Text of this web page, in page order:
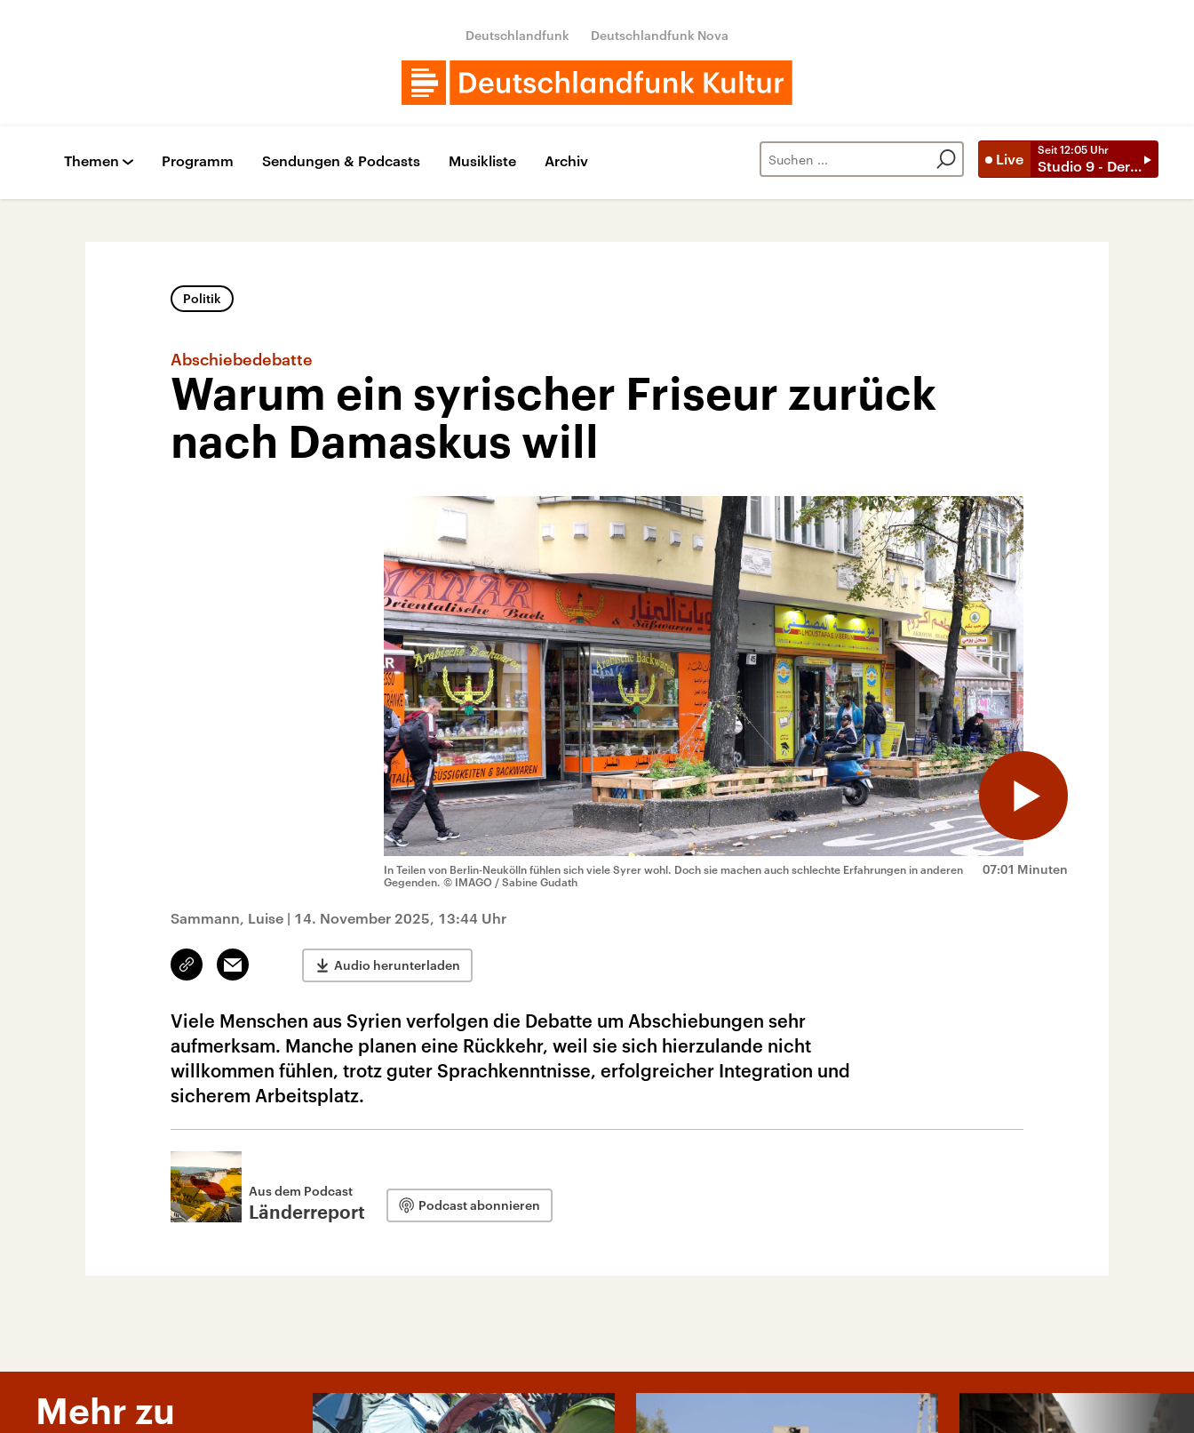
Deutschlandfunk Deutschlandfunk Nova
Live
Seit 12:05 Uhr
Studio 9 - Der Tag mit
Themen Programm Sendungen & Podcasts Musikliste Archiv
Politik
Abschiebedebatte
Warum ein syrischer Friseur zurück
nach Damaskus will
07:01 Minuten
In Teilen von Berlin-Neukölln fühlen sich viele Syrer wohl. Doch sie machen auch schlechte Erfahrungen in anderen
Gegenden. © IMAGO / Sabine Gudath
Sammann, Luise | 14. November 2025, 13:44 Uhr
Link
kopieren/teilen
Email Audio herunterladen
Viele Menschen aus Syrien verfolgen die Debatte um Abschiebungen sehr
aufmerksam. Manche planen eine Rückkehr, weil sie sich hierzulande nicht
willkommen fühlen, trotz guter Sprachkenntnisse, erfolgreicher Integration und
sicherem Arbeitsplatz.
Aus dem Podcast
Länderreport Podcast abonnieren
Mehr zu